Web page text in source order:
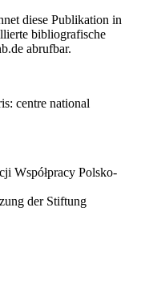
diese Publikation in
bibliografische
abrufbar.
centre national
Współpracy Polsko-
der Stiftung